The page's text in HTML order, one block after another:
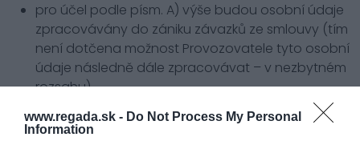
www.regada.sk - Do Not Process My Personal
Information
pro účel podle písm. A) výše budou osobní údaje
zpracovávány do zániku závazků ze smlouvy (tím
není dotčena možnost Provozovatele tyto osobní
údaje následně dále zpracovávat – v nezbytném
rozsahu),
pro účel podle písm. B), C), D) a/nebo E) výše,
pro účel podle písm. B) výše budou osobní údaje